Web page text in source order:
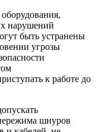
нарушений
быть устранены
угрозы
к работе до
шнуров